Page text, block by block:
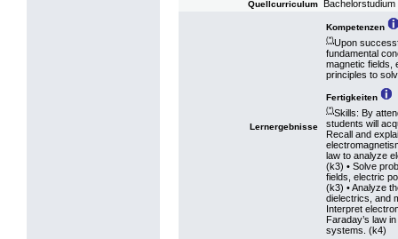
Quellcurriculum
Lernergebnisse
Kompetenzen
(*)Upon
fundamental
magnetic fields,
principles to
Fertigkeiten
(*)Skills: By
students will
Recall and
law to analyze
(k3) • Solve
fields, electric
(k3) • Analyze
dielectrics, and
Interpret
Faraday’s law
systems. (k4)